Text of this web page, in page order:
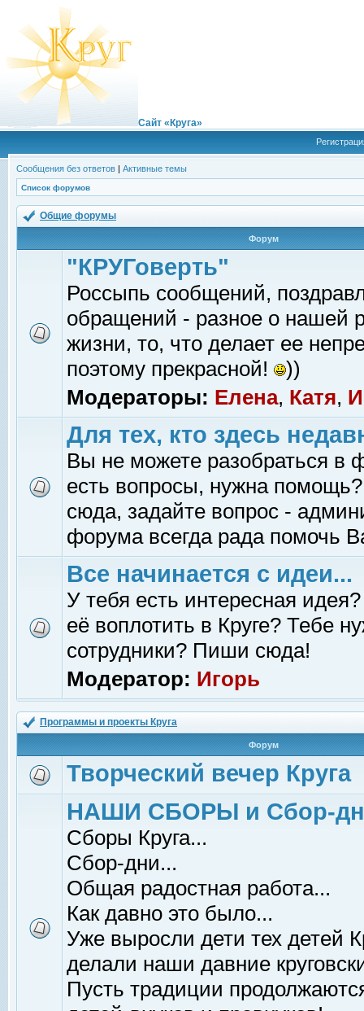
Сайт «Круга»
Сообщения без ответов | Активные темы
Список форумов
Общие форумы
Форум
"КРУГоверть"
Россыпь сообщений,
обращений - разное о нашей
жизни, то, что делает ее
поэтому прекрасной!
))
Модераторы: Елена, Катя,
Для тех, кто здесь
Вы не можете разобраться в
есть вопросы, нужна помощь?
сюда, задайте вопрос -
форума всегда рада помочь
Все начинается с идеи...
У тебя есть интересная
её воплотить в Круге? Тебе
сотрудники? Пиши сюда!
Модератор: Игорь
Программы и проекты Круга
Форум
Творческий вечер Круга
НАШИ СБОРЫ и Сбор-
Сборы Круга...
Сбор-дни...
Общая радостная работа...
Как давно это было...
Уже выросли дети тех детей
делали наши давние
Пусть традиции